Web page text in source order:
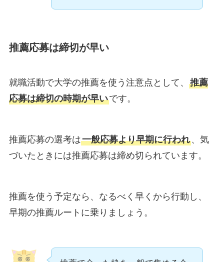
推薦応募は締切が早い
就職活動で大学の推薦を使う注意点として、 推薦
応募は締切の時期が早いです。
推薦応募の選考は一般応募より早期に行われ、気
づいたときには推薦応募は締め切られています。
推薦を使う予定なら、なるべく早くから行動し、
早期の推薦ルートに乗りましょう。